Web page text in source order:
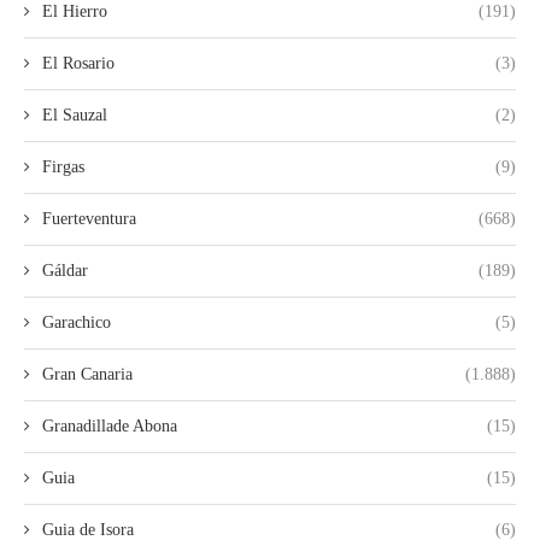
El Hierro (191)
El Rosario (3)
El Sauzal (2)
Firgas (9)
Fuerteventura (668)
Gáldar (189)
Garachico (5)
Gran Canaria (1.888)
Granadillade Abona (15)
Guia (15)
Guia de Isora (6)